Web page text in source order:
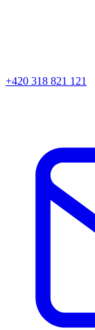
+420 318 821 121